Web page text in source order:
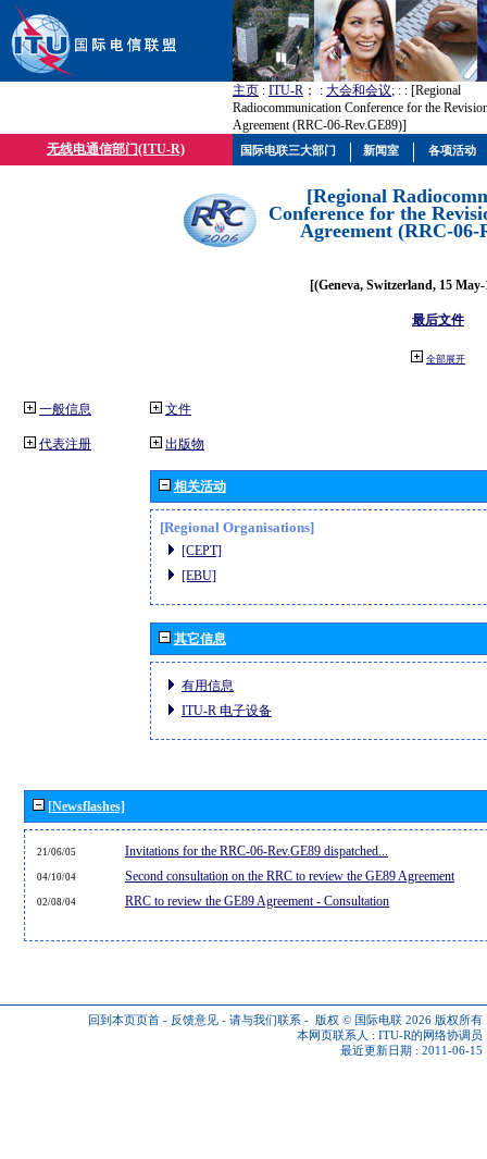
主页 : ITU-R ； : 大会和会议; : : [Regional
Radiocommunication Conference for the
Agreement (RRC-06-Rev.GE89)]
无线电通信部门(ITU-R)
[Regional
Conference for the
Agreement (RRC-06-
[(Geneva, Switzerland, 15
最后文件
全部展开
一般信息
代表注册
文件
出版物
相关活动
[Regional Organisations]
[CEPT]
[EBU]
其它信息
有用信息
ITU-R 电子设备
[Newsflashes]
21/06/05 Invitations for the RRC-06-Rev.GE89 dispatched...
04/10/04 Second consultation on the RRC to review the GE89 Agreement
02/08/04 RRC to review the GE89 Agreement - Consultation
回到本页页首 - 反馈意见 - 请与我们联系 - 版权 © 国际电联 2026 版权所有
本网页联系人 : ITU-R的网络协调员
最近更新日期 : 2011-06-15
国际电联三大部门 新闻室 各项活动